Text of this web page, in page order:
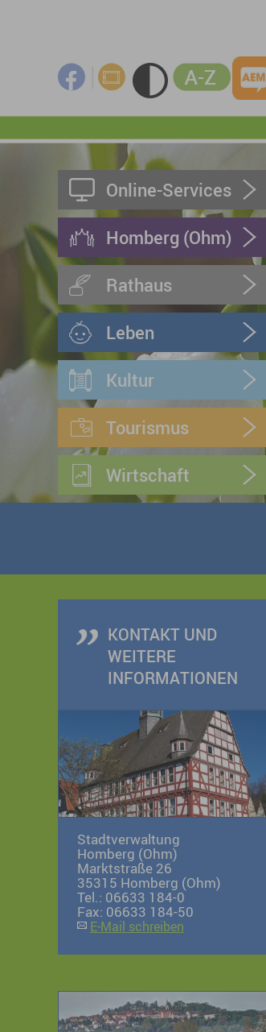
Online-Services
Homberg (Ohm)
Rathaus
Leben
Kultur
Tourismus
Wirtschaft
KONTAKT UND
WEITERE
INFORMATIONEN
Stadtverwaltung
Homberg (Ohm)
Marktstraße 26
35315 Homberg (Ohm)
Tel.: 06633 184-0
Fax: 06633 184-50
E-Mail schreiben